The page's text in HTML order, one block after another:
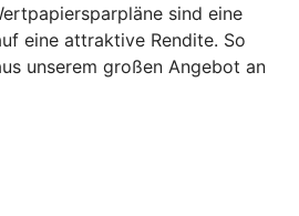
sind eine
eine attraktive Rendite. So
unserem großen Angebot an